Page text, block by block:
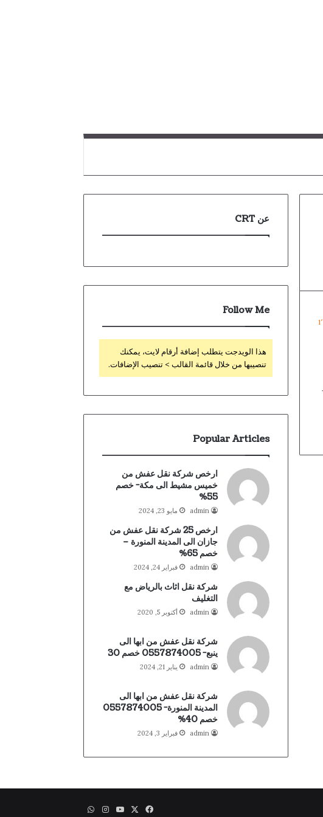
عن CRT
Follow Me
هذا الويدجت يتطلب إضافة أرقام لايت، يمكنك
تنصيبها من خلال قائمة القالب > تنصيب الإضافات.
Popular Articles
ارخص شركة نقل عفش من
خميس مشيط الى مكة- خصم
55%
admin مايو 23, 2024
ارخص 25 شركة نقل عفش من
جازان الى المدينة المنورة –
خصم 65%
admin فبراير 24, 2024
شركة نقل اثاث بالرياض مع
التغليف
admin أكتوبر 5, 2020
شركة نقل عفش من ابها الى
ينبع- 0557874005 خصم 30
admin يناير 21, 2024
شركة نقل عفش من ابها الى
المدينة المنورة- 0557874005
خصم 40%
admin فبراير 3, 2024
فيسبوك يوتيوبانستقرامواتساب